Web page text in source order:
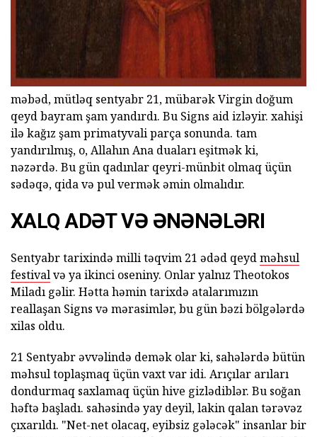
məbəd, mütləq sentyabr 21, mübarək Virgin doğum
qeyd bayram şam yandırdı. Bu Signs aid izləyir. xahişi
ilə kağız şam primatyvali parça sonunda. tam
yandırılmış, o, Allahın Ana duaları eşitmək ki,
nəzərdə. Bu gün qadınlar qeyri-münbit olmaq üçün
sədəqə, qida və pul vermək əmin olmalıdır.
XALQ ADƏT VƏ ƏNƏNƏLƏRI
Sentyabr tarixində milli təqvim 21 ədəd qeydməhsul
festivalvə ya ikinci oseniny. Onlar yalnız Theotokos
Miladı gəlir. Hətta həmin tarixdə atalarımızın
reallaşan Signs və mərasimlər, bu gün bəzi bölgələrdə
xilas oldu.
21 Sentyabr əvvəlində demək olar ki, sahələrdə bütün
məhsul toplaşmaq üçün vaxt var idi. Arıçılar arıları
dondurmaq saxlamaq üçün hive gizlədiblər. Bu soğan
həftə başladı. sahəsində yay deyil, lakin qalan tərəvəz
çıxarıldı. "Net-net olacaq, eyibsiz gələcək" insanlar bir